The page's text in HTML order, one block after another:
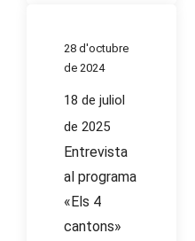
28 d'octubre
de 2024
18 de juliol
de 2025
Entrevista
al programa
«Els 4
cantons»